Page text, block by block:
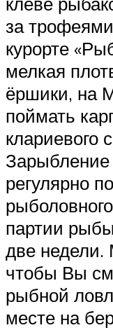
за
курорте
мелкая
ёршики, на
поймать
клариевого
Зарыбление
регулярно
партии
две недели.
чтобы Вы
рыбной
месте на